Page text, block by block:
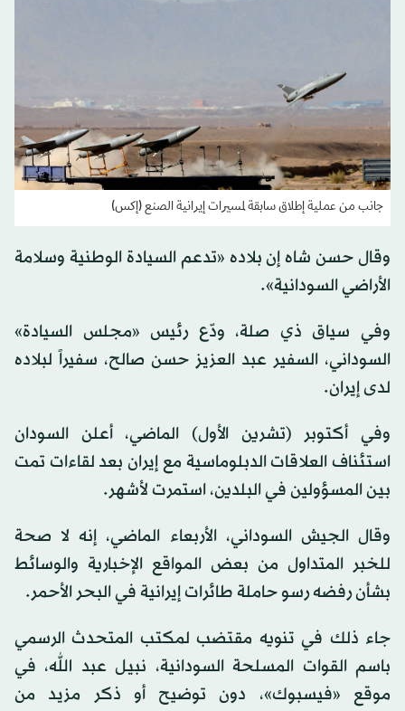
جانب من عملية إطلاق سابقة لمسيرات إيرانية الصنع (إكس)
وقال حسن شاه إن بلاده «تدعم السيادة الوطنية وسلامة
الأراضي السودانية».
وفي سياق ذي صلة، ودّع رئيس «مجلس السيادة»
السوداني، السفير عبد العزيز حسن صالح، سفيراً لبلاده
لدى إيران.
وفي أكتوبر (تشرين الأول) الماضي، أعلن السودان
استئناف العلاقات الدبلوماسية مع إيران بعد لقاءات تمت
بين المسؤولين في البلدين، استمرت لأشهر.
وقال الجيش السوداني، الأربعاء الماضي، إنه لا صحة
للخبر المتداول من بعض المواقع الإخبارية والوسائط
بشأن رفضه رسو حاملة طائرات إيرانية في البحر الأحمر.
جاء ذلك في تنويه مقتضب لمكتب المتحدث الرسمي
باسم القوات المسلحة السودانية، نبيل عبد الله، في
موقع «فيسبوك»، دون توضيح أو ذكر مزيد من